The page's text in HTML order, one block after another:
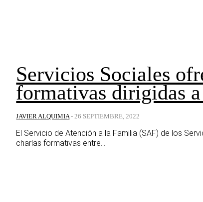
Servicios Sociales
formativas dirigidas
JAVIER ALQUIMIA - 26 SEPTIEMBRE, 2022
El Servicio de Atención a la Familia (SAF) de los
charlas formativas entre...